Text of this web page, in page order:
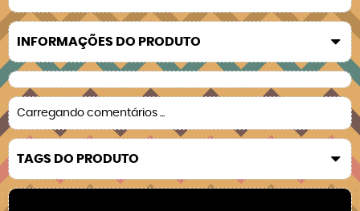
INFORMAÇÕES DO PRODUTO
Carregando comentários ...
TAGS DO PRODUTO